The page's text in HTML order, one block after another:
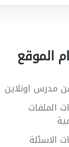
الموقع
مدرس اونلاين
الملفات
الاسئلة